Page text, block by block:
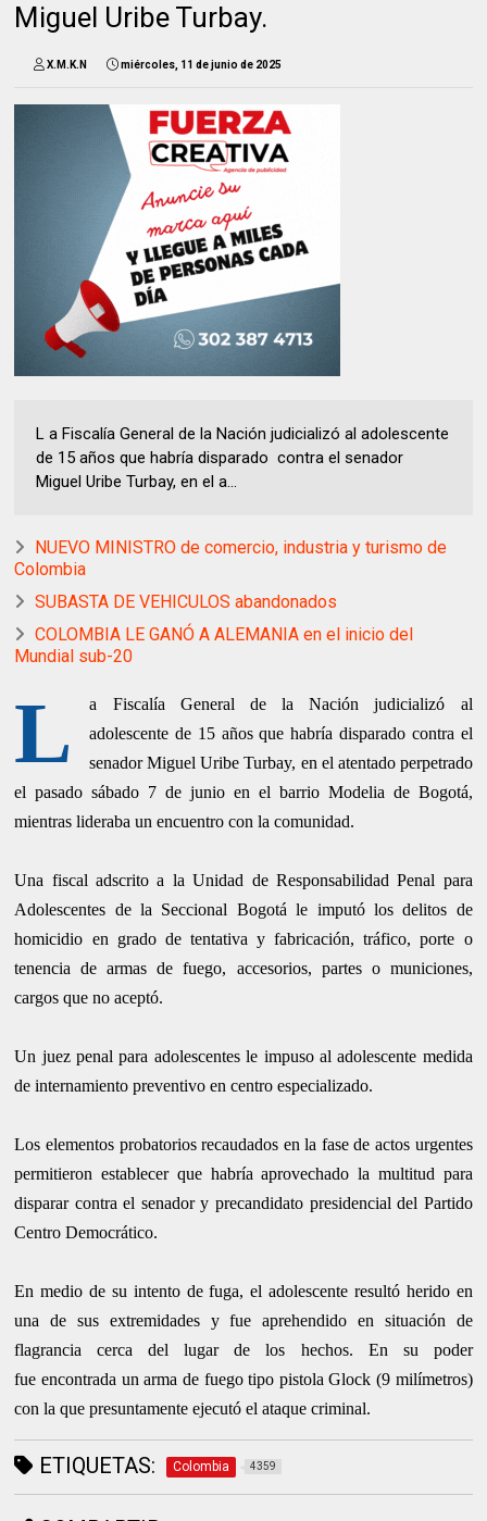
Miguel Uribe Turbay.
X.M.K.N miércoles, 11 de junio de 2025
L a Fiscalía General de la Nación judicializó al adolescente
de 15 años que habría disparado contra el senador
Miguel Uribe Turbay, en el a...
NUEVO MINISTRO de comercio, industria y turismo de
Colombia
SUBASTA DE VEHICULOS abandonados
COLOMBIA LE GANÓ A ALEMANIA en el inicio del
Mundial sub-20
L
a Fiscalía General de la Nación judicializó al
adolescente de 15 años que habría disparado contra el
senador Miguel Uribe Turbay, en el atentado perpetrado
el pasado sábado 7 dejunio en el barrio Modelia de Bogotá,
mientras lideraba un encuentro con la comunidad.
Una fiscal adscrito a la Unidad de Responsabilidad Penal para
Adolescentes de la Seccional Bogotá le imputó los delitos de
homicidio en grado de tentativa y fabricación, tráfico, porte o
tenencia de armas de fuego, accesorios, partes o municiones,
cargos que no aceptó.
Un juez penal para adolescentes le impuso al adolescente medida
de internamientopreventivo en centro especializado.
Los elementos probatorios recaudados en la fase de actos urgentes
permitieron establecer que habría aprovechado la multitud para
disparar contra el senador y precandidato presidencial del Partido
Centro Democrático.
En medio de su intento de fuga, el adolescente resultó herido en
una de sus extremidades yfue aprehendido en situación de
flagrancia cerca del lugar de los hechos. En su poder
fueencontrada un arma de fuego tipo pistola Glock (9 milímetros)
con la que presuntamenteejecutó el ataque criminal.
ETIQUETAS: Colombia 4359